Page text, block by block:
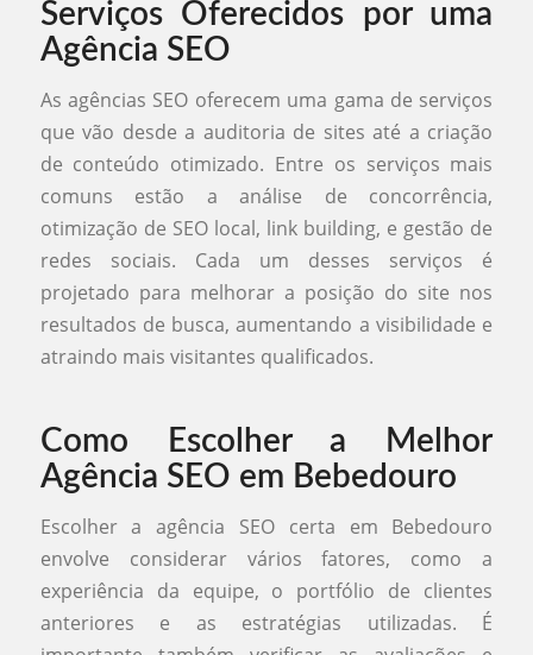
Serviços Oferecidos por uma
Agência SEO
As agências SEO oferecem uma gama de serviços
que vão desde a auditoria de sites até a criação
de conteúdo otimizado. Entre os serviços mais
comuns estão a análise de concorrência,
otimização de SEO local, link building, e gestão de
redes sociais. Cada um desses serviços é
projetado para melhorar a posição do site nos
resultados de busca, aumentando a visibilidade e
atraindo mais visitantes qualificados.
Como Escolher a Melhor
Agência SEO em Bebedouro
Escolher a agência SEO certa em Bebedouro
envolve considerar vários fatores, como a
experiência da equipe, o portfólio de clientes
anteriores e as estratégias utilizadas. É